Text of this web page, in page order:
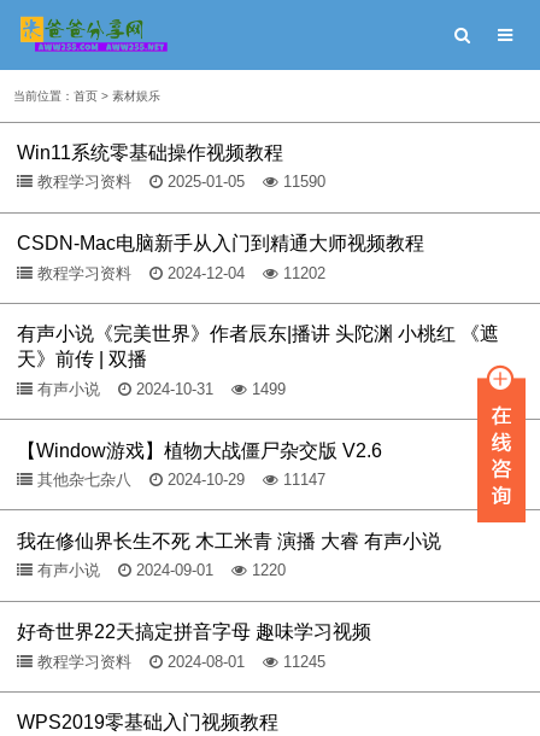
当前位置： 首页> 素材娱乐
Win11系统零基础操作视频教程
教程学习资料 2025-01-05 11590
CSDN-Mac电脑新手从入门到精通大师视频教程
教程学习资料 2024-12-04 11202
有声小说《完美世界》作者辰东|播讲 头陀渊 小桃红 《遮
天》前传 | 双播
有声小说 2024-10-31 1499
【Window游戏】植物大战僵尸杂交版 V2.6
其他杂七杂八 2024-10-29 11147
我在修仙界长生不死 木工米青 演播 大睿 有声小说
有声小说 2024-09-01 1220
好奇世界22天搞定拼音字母 趣味学习视频
教程学习资料 2024-08-01 11245
WPS2019零基础入门视频教程